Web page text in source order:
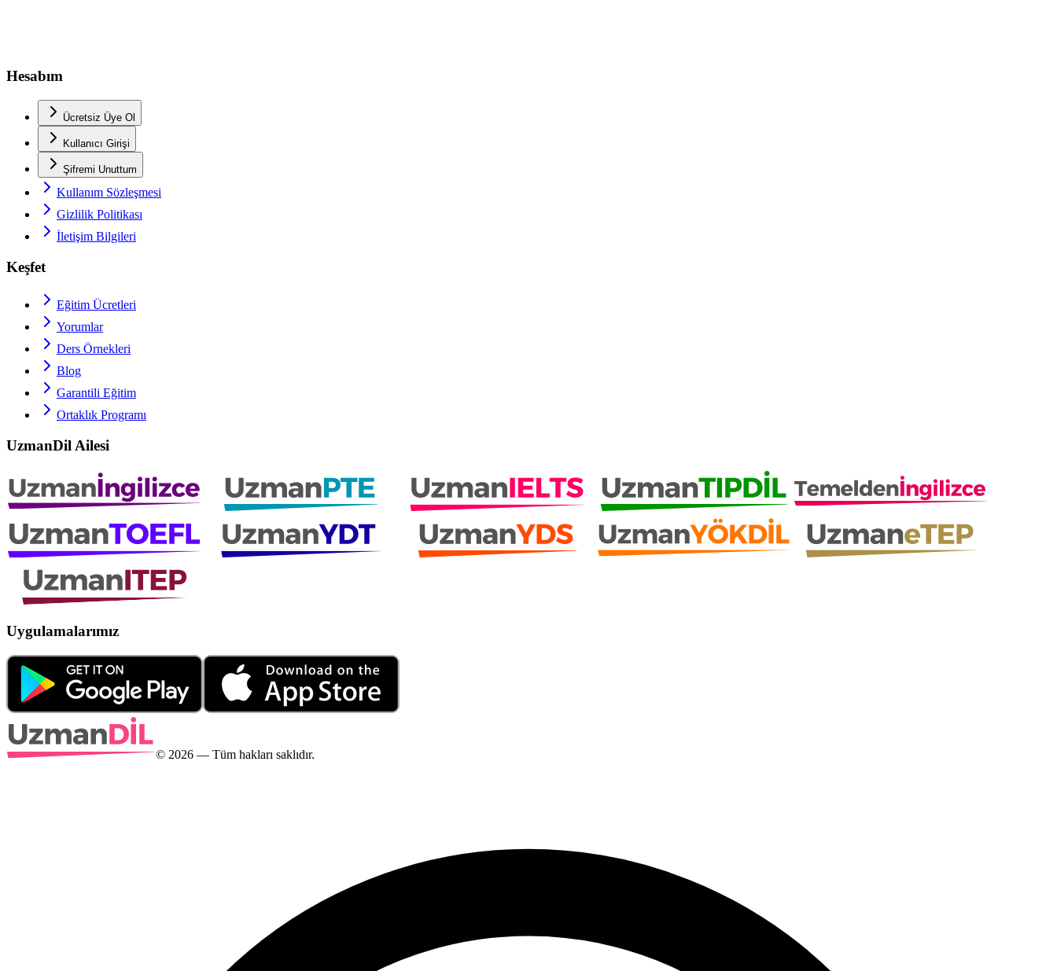
Hesabım
Ücretsiz Üye Ol
Kullanıcı Girişi
Şifremi Unuttum
Kullanım Sözleşmesi
Gizlilik Politikası
İletişim Bilgileri
Keşfet
Eğitim Ücretleri
Yorumlar
Ders Örnekleri
Blog
Garantili Eğitim
Ortaklık Programı
UzmanDil Ailesi
Uygulamalarımız
© 2026 — Tüm hakları saklıdır.